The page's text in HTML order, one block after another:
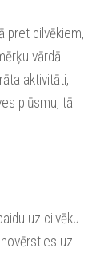
pret cilvēkiem,
vārdā.
aktivitāti,
plūsmu, tā
uz cilvēku.
uz